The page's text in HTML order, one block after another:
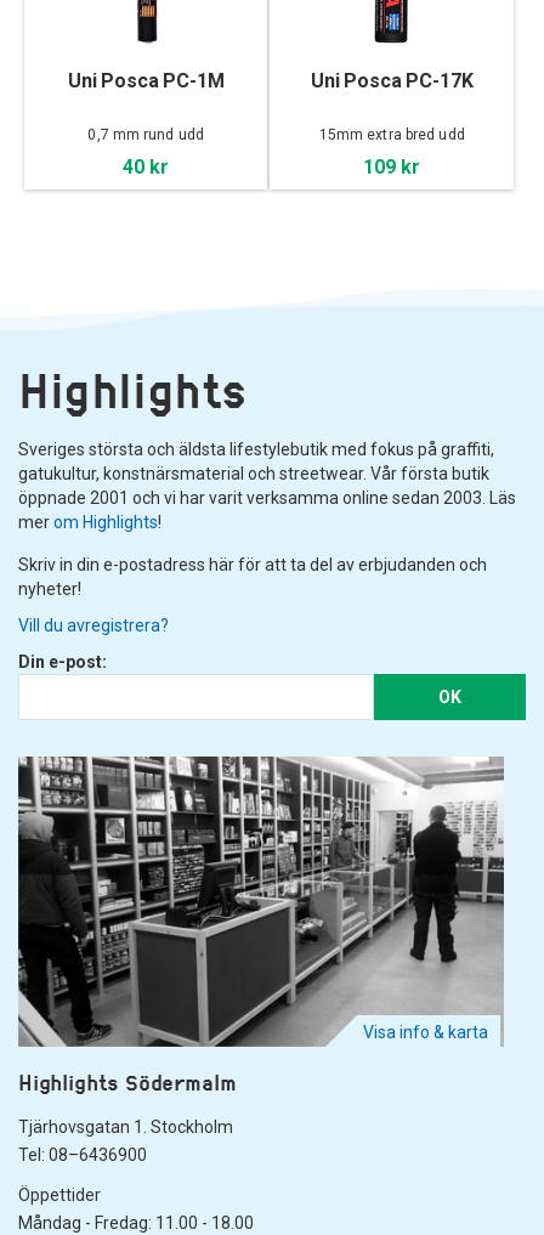
Uni Posca PC-1M
0,7 mm rund udd
40 kr
Uni Posca PC-17K
15mm extra bred udd
109 kr
Highlights
Sveriges största och äldsta lifestylebutik med fokus på graffiti,
gatukultur, konstnärsmaterial och streetwear. Vår första butik
öppnade 2001 och vi har varit verksamma online sedan 2003. Läs
merom Highlights!
Skriv in din e-postadress här för att ta del av erbjudanden och
nyheter!
Vill du avregistrera?
Din e-post:
OK
Visa info & karta
Highlights Södermalm
Tjärhovsgatan 1. Stockholm
Tel: 08–6436900
Öppettider
Måndag - Fredag: 11.00 - 18.00